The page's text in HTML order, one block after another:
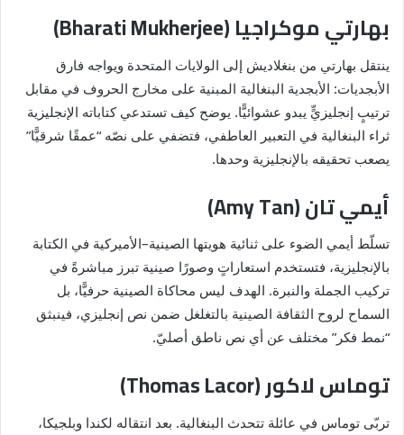
بهارتي موكراجيا (Bharati Mukherjee)
ينتقل بهارتي من بنغلاديش إلى الولايات المتحدة ويواجه فارق
الأبجديات: الأبجدية البنغالية المبنية على مخارج الحروف في مقابل
ترتيبٍ إنجليزيٍّ يبدو عشوائيًّا. يوضح كيف تستدعي كتاباته الإنجليزية
ثراء البنغالية في التعبير العاطفي، فتضفي على نصّه “عمقًا شرقيًّا”
يصعب تحقيقه بالإنجليزية وحدها.
أيمي تان (Amy Tan)
تسلّط أيمي الضوء على ثنائية هويتها الصينية–الأميركية في الكتابة
بالإنجليزية، فتستخدم استعاراتٍ وصورًا صينية تبرز مباشرةً في
تركيب الجملة والنبرة. الهدف ليس محاكاة الصينية حرفيًّا، بل
السماح لروح الثقافة الصينية بالتغلغل ضمن نص إنجليزي، فينبثق
“نمط فكر” مختلف عن أي نص ناطق أصليّ.
توماس لاكور (Thomas Lacor)
تربّى توماس في عائلة تتحدث البنغالية. بعد انتقاله لكندا وبلجيكا،